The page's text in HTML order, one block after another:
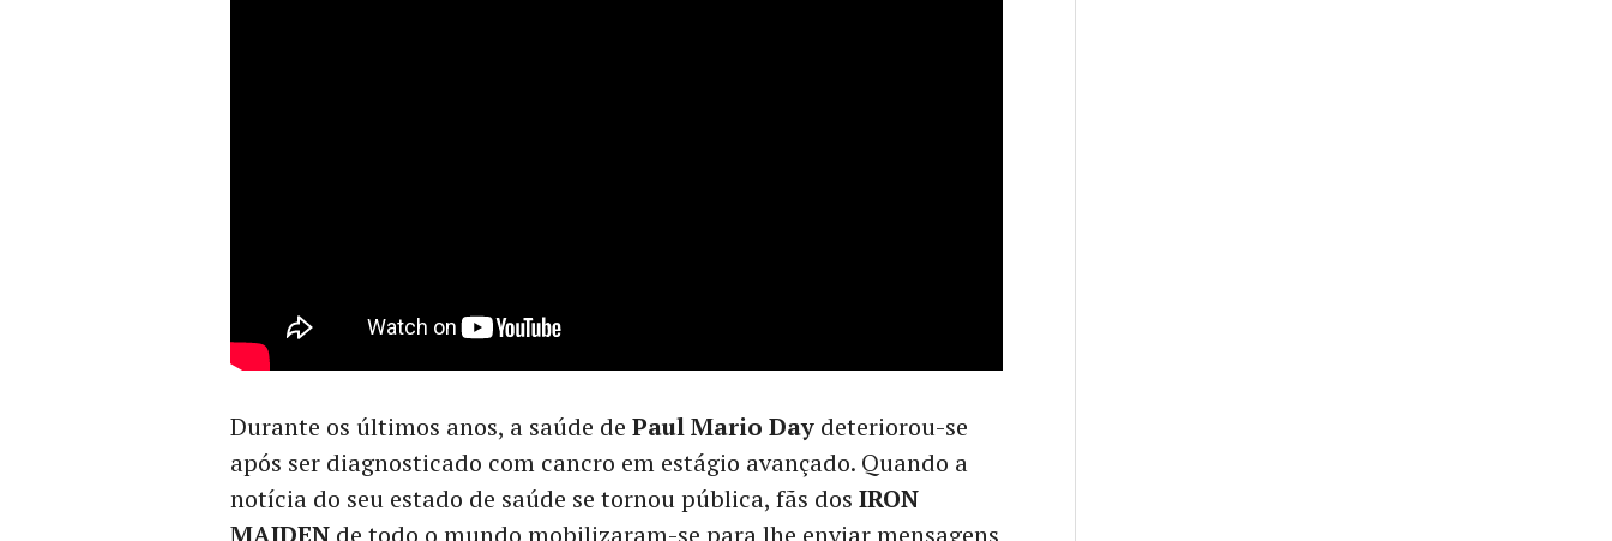
Durante os últimos anos, a saúde de Paul Mario Day deteriorou-se
após ser diagnosticado com cancro em estágio avançado. Quando a
notícia do seu estado de saúde se tornou pública, fãs dos IRON